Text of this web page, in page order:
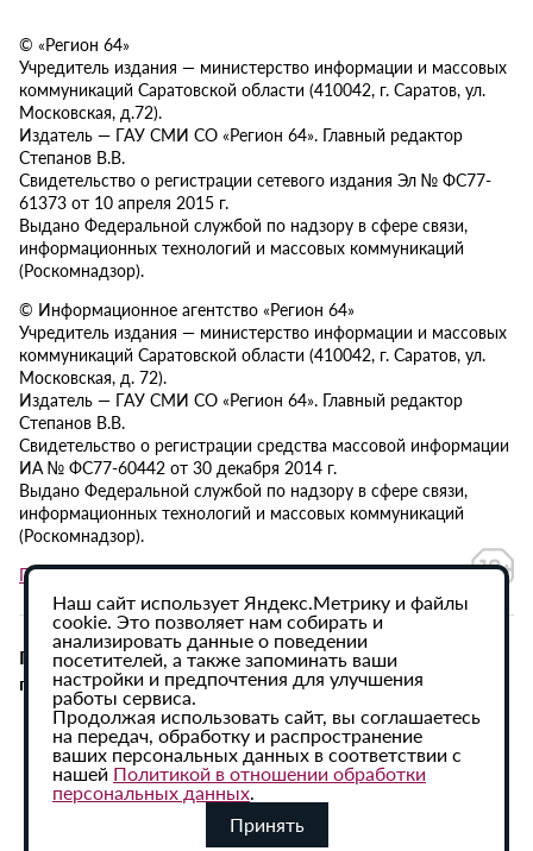
© «Регион 64»
Учредитель издания — министерство информации и массовых
коммуникаций Саратовской области (410042, г. Саратов, ул.
Московская, д.72).
Издатель — ГАУ СМИ СО «Регион 64». Главный редактор
Степанов В.В.
Свидетельство о регистрации сетевого издания Эл № ФС77-
61373 от 10 апреля 2015 г.
Выдано Федеральной службой по надзору в сфере связи,
информационных технологий и массовых коммуникаций
(Роскомнадзор).
© Информационное агентство «Регион 64»
Учредитель издания — министерство информации и массовых
коммуникаций Саратовской области (410042, г. Саратов, ул.
Московская, д. 72).
Издатель — ГАУ СМИ СО «Регион 64». Главный редактор
Степанов В.В.
Свидетельство о регистрации средства массовой информации
ИА № ФС77-60442 от 30 декабря 2014 г.
Выдано Федеральной службой по надзору в сфере связи,
информационных технологий и массовых коммуникаций
(Роскомнадзор).
Политика в отношении обработки персональных данных
При использовании материалов сайта активная
гиперссылка на ИА «Регион 64» обязательна.
Наш сайт использует Яндекс.Метрику и файлы
cookie. Это позволяет нам собирать и
анализировать данные о поведении
посетителей, а также запоминать ваши
настройки и предпочтения для улучшения
работы сервиса.
Продолжая использовать сайт, вы соглашаетесь
на передач, обработку и распространение
ваших персональных данных в соответствии с
нашей Политикой в отношении обработки
персональных данных.
Принять